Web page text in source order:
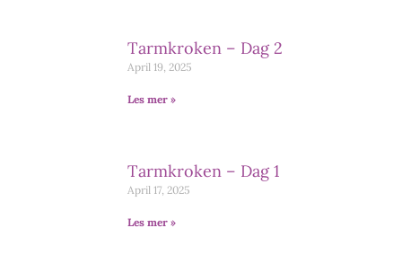
Tarmkroken – Dag 2
April 19, 2025
Les mer »
Tarmkroken – Dag 1
April 17, 2025
Les mer »